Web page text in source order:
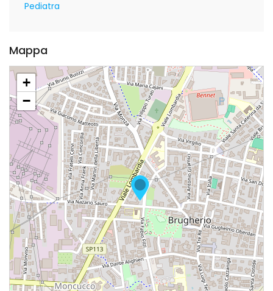
Pediatra
Mappa
+
−